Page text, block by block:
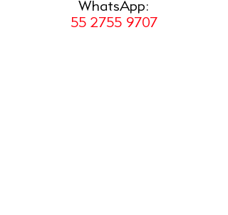
WhatsApp:
55 2755 9707